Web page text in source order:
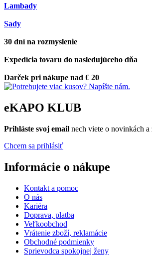
Lambady
Sady
30 dní na rozmyslenie
Expedícia tovaru do nasledujúceho dňa
Darček pri nákupe nad € 20
eKAPO KLUB
Prihláste svoj email nech viete o novinkách
Chcem sa prihlásiť
Informácie o nákupe
Kontakt a pomoc
O nás
Kariéra
Doprava, platba
Veľkoobchod
Vrátenie zboží, reklamácie
Obchodné podmienky
Sprievodca spokojnej ženy